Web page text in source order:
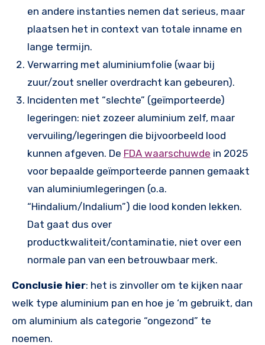
en andere instanties nemen dat serieus, maar
plaatsen het in context van totale inname en
lange termijn.
Verwarring met aluminiumfolie (waar bij
zuur/zout sneller overdracht kan gebeuren).
Incidenten met “slechte” (geïmporteerde)
legeringen: niet zozeer aluminium zelf, maar
vervuiling/legeringen die bijvoorbeeld lood
kunnen afgeven. De FDA waarschuwde in 2025
voor bepaalde geïmporteerde pannen gemaakt
van aluminiumlegeringen (o.a.
“Hindalium/Indalium”) die lood konden lekken.
Dat gaat dus over
productkwaliteit/contaminatie, niet over een
normale pan van een betrouwbaar merk.
Conclusie hier: het is zinvoller om te kijken naar
welk type aluminium pan en hoe je ‘m gebruikt, dan
om aluminium als categorie “ongezond” te
noemen.